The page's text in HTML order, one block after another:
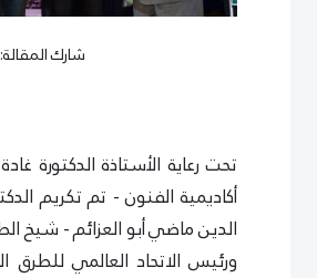
شارك المقالة:
تحت رعاية الأستاذة الدكتورة
أكاديمية الفنون - تم تكريم
الدين ماضي أبو العزائم - شيخ
ورئيس الاتحاد العالمي للطرق